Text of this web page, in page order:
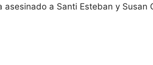
asesinado a Santi Esteban y Susan